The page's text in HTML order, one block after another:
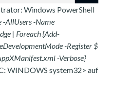
Windows PowerShell
-AllUsers -Name
| Foreach {Add-
-Register $
-Verbose}
WINDOWS system32> auf